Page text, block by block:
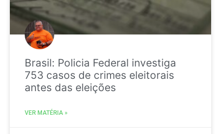
Brasil: Policia Federal investiga
753 casos de crimes eleitorais
antes das eleições
VER MATÉRIA »